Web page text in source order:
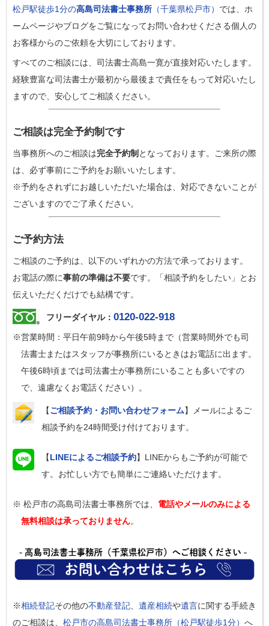
松戸駅徒歩1分の高島司法書士事務所 （千葉県松戸市） では、ホ
ームページやブログをご覧になってお問い合わせくださる個人の
お客様からのご依頼を大切にしております。
すべてのご相談には、司法書士高島一寛が直接対応いたします。
経験豊富な司法書士が最初から最後まで責任をもって対応いたし
ますので、安心してご相談ください。
ご相談は完全予約制です
当事務所へのご相談は完全予約制 となっております。ご来所の際
は、必ず事前にご予約をお願いいたします。
※予約をされずにお越しいただいた場合は、対応できないことが
ございますのでご了承ください。
ご予約方法
ご相談のご予約は、以下のいずれかの方法で承っております。
お電話の際に事前の準備は不要です。「相談予約をしたい」とお
伝えいただくだけでも結構です。
フリーダイヤル： 0120-022-918
※営業時間：平日午前9時から午後5時まで（営業時間外でも司
法書士またはスタッフが事務所にいるときはお電話に出ます。
午後6時頃までは司法書士が事務所にいることも多いですの
で、遠慮なくお電話ください）。
【ご相談予約・お問い合わせフォーム】メールによるご
相談予約を24時間受け付けております。
【LINEによるご相談予約】LINEからもご予約が可能で
す。お忙しい方でも簡単にご連絡いただけます。
※ 松戸市の高島司法書士事務所では、 電話やメールのみによる
無料相談は承っておりません。
※相続登記その他の不動産登記、 遺産相続や遺言に関する手続き
のご相談は、 松戸市の高島司法書士事務所（松戸駅徒歩1分） へ